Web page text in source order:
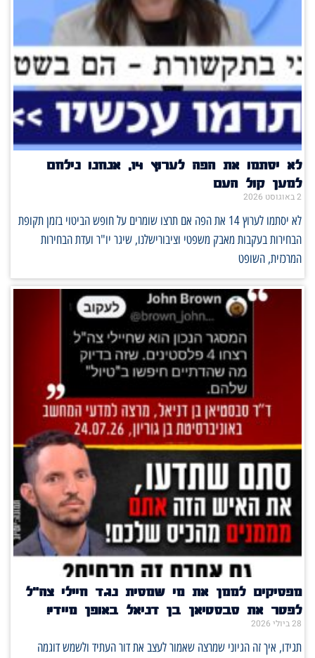
לא יסתמו את הפה לערוץ 14, אנחנו נילחם
למען קול העם
2 באוגוסט 2026
לא יסתמו לערוץ 14 את הפה אם תרצו שומרים על חופש הביטוי בזמן תקופת
הבחירות בעקבות מאבק משפטי וציבורישלנו, שיגר יו"ר ועדת הבחירות
המרכזית, השופט
מפסיקים לממן את מי שמסית נגד חיילי צה"ל
לפטר את סבסטיאן בן דניאל באופן מיידי!
28 ביולי 2026
תגידו, איך זה הגיוני שמרצה שאמור לעצב את דור העתיד ולשמש דוגמה